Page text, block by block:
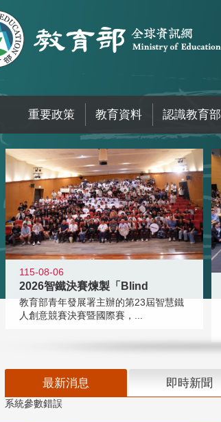
重要政策 教育資料 認識教育部
115-08-06
2026智鐵決賽煉製「Blind
教育部青年發展署主辦的第23屆智慧鐵
人創意競賽決賽暨國際賽，...
最新消息 即時新聞
系統參數錯誤